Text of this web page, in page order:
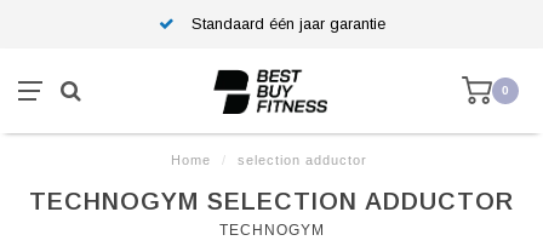
Standaard één jaar garantie
0
Home / selection adductor
TECHNOGYM SELECTION ADDUCTOR
TECHNOGYM